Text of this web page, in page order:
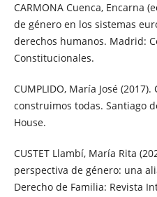
CARMONA Cuenca, Encarna
de género en los sistemas
derechos humanos. Madrid:
Constitucionales.
CUMPLIDO, María José
construimos todas. Santiago
House.
CUSTET Llambí, María Rita
perspectiva de género: una
Derecho de Familia: Revista